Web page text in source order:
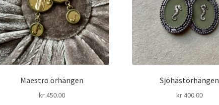
Maestro örhängen
kr450.00
Sjöhästörhängen
kr400.00